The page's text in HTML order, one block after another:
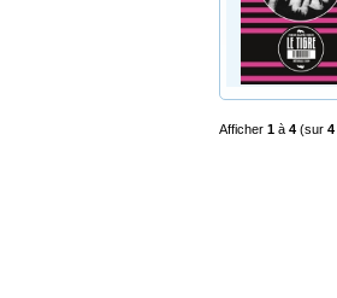
Afficher 1 à 4 (sur 4